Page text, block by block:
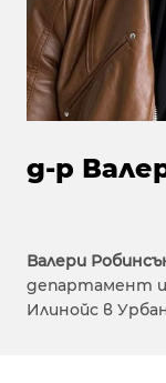
д-р
Валeри
департамент
Илинойс в